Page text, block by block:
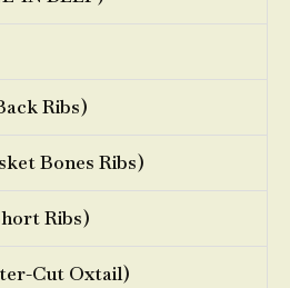
Ribs)
Bones Ribs)
Ribs)
Cut Oxtail)